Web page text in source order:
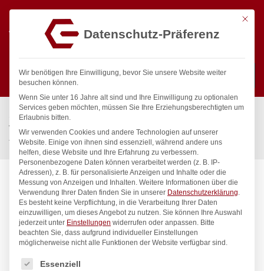
Suchen
Start / Gastronomiebedarf & Gastro Geräte für Profis
Wassertechnik
Wellnes
fit Kneipp’sche Garnitur 3/4″ Ø 27 mm 1″ ÜM
Mit
Datenschutz-Präferenz
Wir benötigen Ihre Einwilligung, bevor Sie unsere Website weiter
besuchen können.
Wenn Sie unter 16 Jahre alt sind und Ihre Einwilligung zu optionalen
Services geben möchten, müssen Sie Ihre Erziehungsberechtigten um
Erlaubnis bitten.
Wir verwenden Cookies und andere Technologien auf unserer
Website. Einige von ihnen sind essenziell, während andere uns
helfen, diese Website und Ihre Erfahrung zu verbessern.
Personenbezogene Daten können verarbeitet werden (z. B. IP-
Adressen), z. B. für personalisierte Anzeigen und Inhalte oder die
Messung von Anzeigen und Inhalten. Weitere Informationen über die
Verwendung Ihrer Daten finden Sie in unserer Datenschutzerklärung.
Es besteht keine Verpflichtung, in die Verarbeitung Ihrer Daten
einzuwilligen, um dieses Angebot zu nutzen. Sie können Ihre Auswahl
jederzeit unter Einstellungen widerrufen oder anpassen. Bitte
beachten Sie, dass aufgrund individueller Einstellungen
möglicherweise nicht alle Funktionen der Website verfügbar sind.
Es folgt eine Liste der Service-Gruppen, für die eine
Essenziell